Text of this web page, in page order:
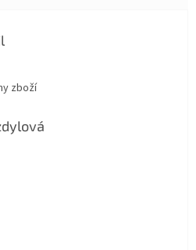
je 5 z 5 hvězdiček.
zboží
je 5 z 5 hvězdiček.
je 5 z 5 hvězdiček.